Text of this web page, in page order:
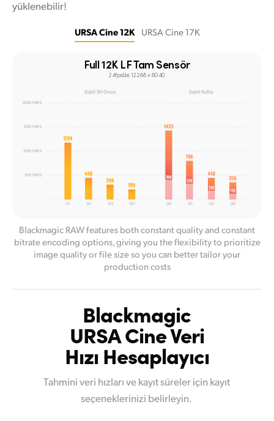
yüklenebilir!
URSA Cine 12K URSA Cine 17K
Full 12K LF Tam Sensör
24fps’de 12.288 x 8040
Blackmagic RAW features both constant quality and constant
bitrate encoding options, giving you the flexibility to prioritize
image quality or file size so you can better tailor your
production costs
Blackmagic
URSA Cine Veri
Hızı Hesaplayıcı
Tahmini veri hızları ve kayıt süreler için kayıt
seçeneklerinizi belirleyin.